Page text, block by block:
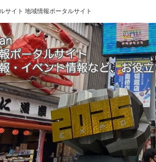
サイト 地域情報ポータルサイト